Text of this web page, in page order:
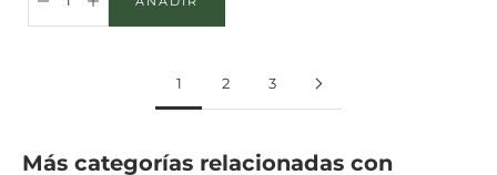
AÑADIR A LA CESTA
1 2 3
Más categorías relacionadas con